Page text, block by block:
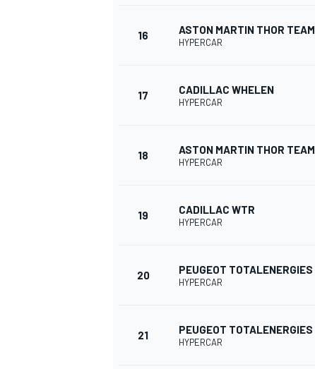
16 ASTON MARTIN THOR TEAM
HYPERCAR
17 CADILLAC WHELEN
HYPERCAR
18 ASTON MARTIN THOR TEAM
HYPERCAR
19 CADILLAC WTR
HYPERCAR
20 PEUGEOT TOTALENERGIES
HYPERCAR
21 PEUGEOT TOTALENERGIES
HYPERCAR